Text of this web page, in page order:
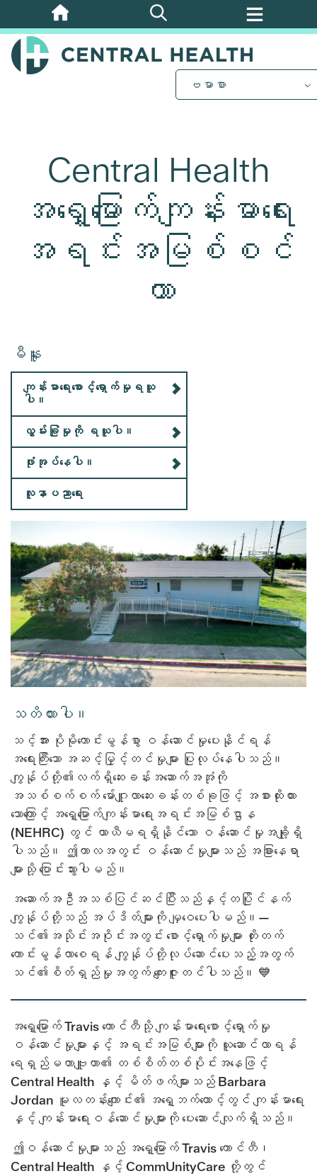
အဓိက
အကြောင်းအရာ
သို့
ဗမာစာ
Central Health
အရှေ့မြောက်ကျန်းမာရေး
အရင်းအမြစ်စင်
တာ
မီနူး
ကျန်းမာရေးစောင့်ရှောက်မှုရယူ
ပါ။
လွှမ်းခြုံမှုကို ရယူပါ။
ဖုံးအုပ်နေပါ။
လူနာပညာရေး
သတိထားပါ။
သင့်အား ပိုမိုကောင်းမွန်စွာ ဝန်ဆောင်မှုပေးနိုင်ရန်
အရေးကြီးသော အဆင့်မြှင့်တင်မှုများ ပြုလုပ်နေပါသည်။
ကျွန်ုပ်တို့၏လက်ရှိဆေးခန်းအဆောက်အအုံကို
အသစ်စက်စက် မော်ဂျူလာဆေးခန်းတစ်ခုဖြင့် အစားထိုးထား
သောကြောင့် အရှေ့မြောက်ကျန်းမာရေးအရင်းအမြစ်ဌာန
(NEHRC) တွင် ယာယီမရရှိနိုင်သော ဝန်ဆောင်မှုအချို့ရှိ
ပါသည်။ ဤကာလအတွင်း ဝန်ဆောင်မှုများသည် အခြားနေရာ
များသို့ ပြောင်းသွားပါမည်။
အဆောက်အဦအသစ်ပြင်ဆင်ပြီးသည်နှင့်တပြိုင်နက်
ကျွန်ုပ်တို့သည် အပ်ဒိတ်များကို မျှဝေပေးပါမည်။—
သင်၏အသိုင်းအဝိုင်းအတွင်း စောင့်ရှောက်မှုများ တိုးတက်
ကောင်းမွန်လာစေရန် ကျွန်ုပ်တို့လုပ်ဆောင်ပေးသည့်အတွက်
သင်၏စိတ်ရှည်မှုအတွက် ကျေးဇူးတင်ပါသည်။ 💙
အရှေ့မြောက် Travis ကောင်တီသို့ ကျန်းမာရေးစောင့်ရှောက်မှု
ဝန်ဆောင်မှုများနှင့် အရင်းအမြစ်များကို ယူဆောင်လာရန်
ရေရှည်မဟာဗျူဟာ၏ တစ်စိတ်တစ်ပိုင်းအနေဖြင့်
Central Health နှင့် မိတ်ဖက်များသည် Barbara
Jordan မူလတန်းကျောင်း၏ အရှေ့ဘက်ထောင့်တွင် ကျန်းမာရေး
နှင့် ကျန်းမာရေးဝန်ဆောင်မှုများကို ပေးဆောင်လျက်ရှိသည်။
ဤဝန်ဆောင်မှုများသည် အရှေ့မြောက် Travis ကောင်တီ၊
Central Health နှင့် CommUnityCare တို့တွင်